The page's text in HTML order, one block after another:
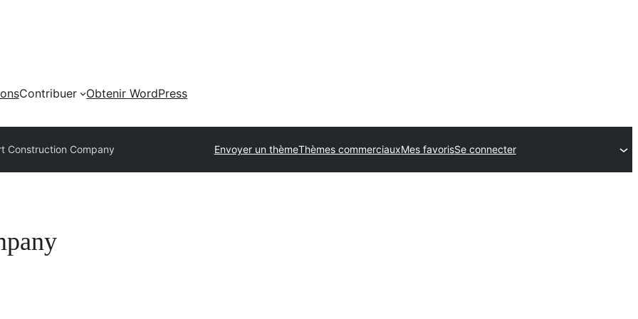
Contribuer
Obtenir WordPress
Construction Company Envoyer un thèmeThèmes commerciauxMes favorisSe connecter